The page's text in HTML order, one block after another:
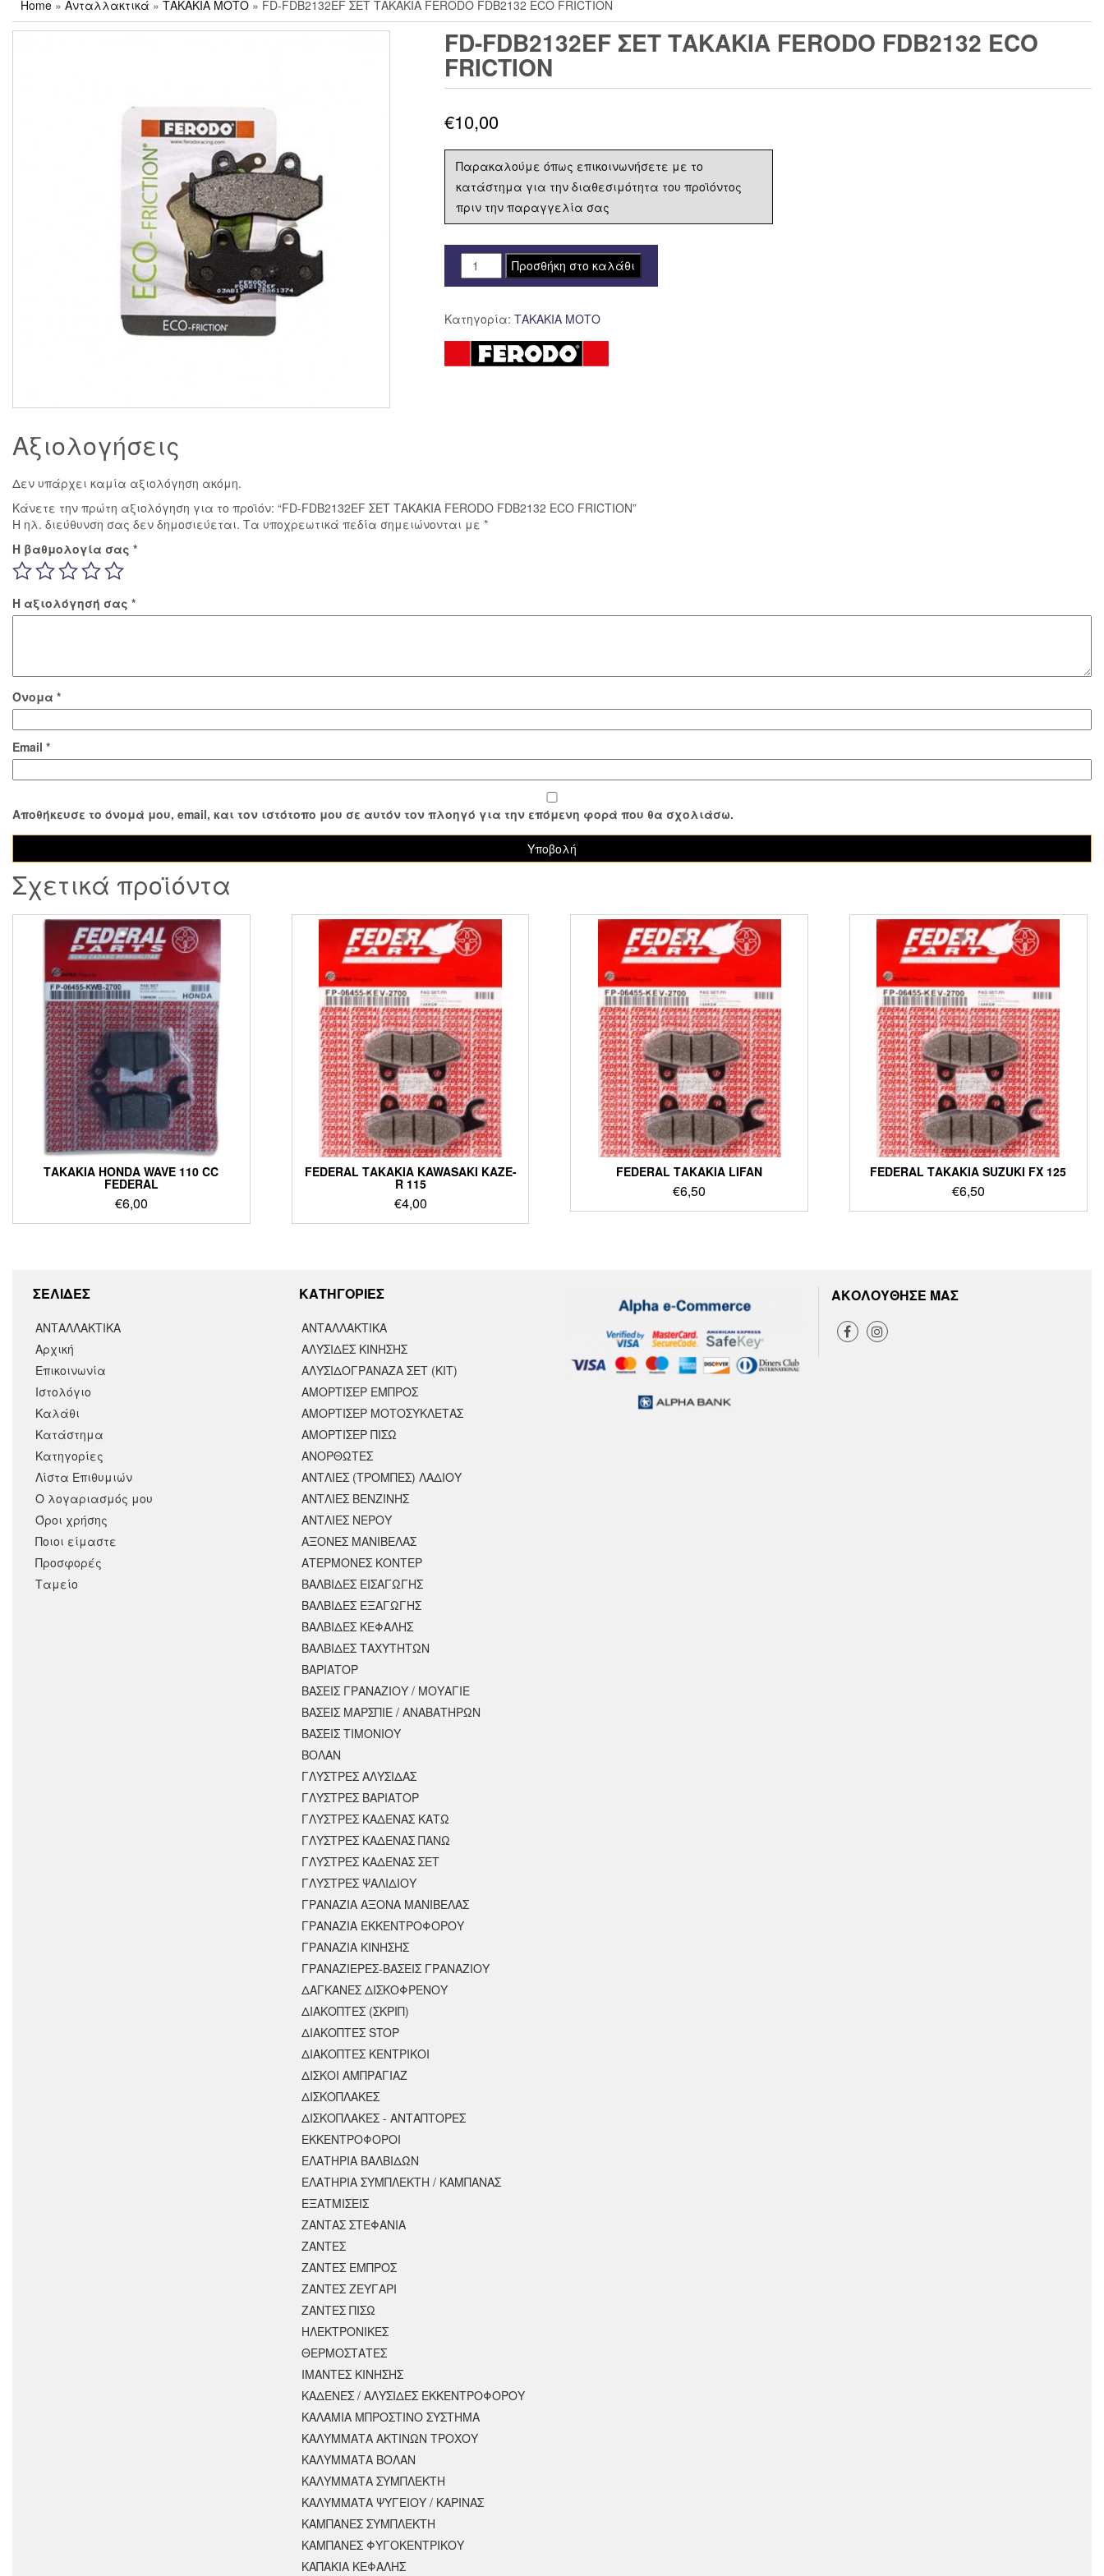
Home » Ανταλλακτικά » ΤΑΚΑΚΙΑ ΜΟΤΟ » FD-FDB2132EF ΣΕΤ ΤΑΚΑΚΙΑ FERODO FDB2132 ECO FRICTION
FD-FDB2132EF ΣΕΤ ΤΑΚΑΚΙΑ FERODO FDB2132 ECO
FRICTION
€10,00
Παρακαλούμε όπως επικοινωνήσετε με το
κατάστημα για την διαθεσιμότητα του προϊόντος
πριν την παραγγελία σας
FD-
FDB2132EF
ΤΑΚΑΚΙΑ
FERODO
FDB2132
Προσθήκη στο καλάθι
Κατηγορία: ΤΑΚΑΚΙΑ ΜΟΤΟ
Αξιολογήσεις
Δεν υπάρχει καμία αξιολόγηση ακόμη.
Κάνετε την πρώτη αξιολόγηση για το προϊόν: “FD-FDB2132EF ΣΕΤ ΤΑΚΑΚΙΑ FERODO FDB2132 ECO FRICTION”
Η ηλ. διεύθυνση σας δεν δημοσιεύεται. Τα υποχρεωτικά πεδία σημειώνονται με *
Η βαθμολογία σας *
Η αξιολόγησή σας *
Όνομα *
Email *
Αποθήκευσε το όνομά μου, email, και τον ιστότοπο μου σε αυτόν τον πλοηγό για την επόμενη φορά που θα σχολιάσω.
Σχετικά προϊόντα
ΤΑΚΑΚΙΑ HONDA WAVE 110 CC
FEDERAL
€6,00
FEDERAL ΤΑΚΑΚΙΑ KAWASAKI KAZE-
R 115
€4,00
FEDERAL ΤΑΚΑΚΙΑ LIFAN
€6,50
FEDERAL ΤΑΚΑΚΙΑ SUZUKI FX 125
€6,50
ΣΕΛΙΔΕΣ
ΑΝΤΑΛΛΑΚΤΙΚΑ
Αρχική
Επικοινωνία
Ιστολόγιο
Καλάθι
Κατάστημα
Κατηγορίες
Λίστα Επιθυμιών
Ο λογαριασμός μου
Όροι χρήσης
Ποιοι είμαστε
Προσφορές
Ταμείο
KΑΤΗΓΟΡΙΕΣ
ΑΝΤΑΛΛΑΚΤΙΚΆ
ΑΛΥΣΙΔΕΣ ΚΙΝΗΣΗΣ
ΑΛΥΣΙΔΟΓΡΑΝΑΖΑ ΣΕΤ (ΚΙΤ)
ΑΜΟΡΤΙΣΕΡ ΕΜΠΡΟΣ
ΑΜΟΡΤΙΣΈΡ ΜΟΤΟΣΥΚΛΈΤΑΣ
ΑΜΟΡΤΙΣΕΡ ΠΙΣΩ
ΑΝΟΡΘΩΤΕΣ
ΑΝΤΛΙΕΣ (ΤΡΟΜΠΕΣ) ΛΑΔΙΟΥ
ΑΝΤΛΙΕΣ ΒΕΝΖΙΝΗΣ
ΑΝΤΛΙΕΣ ΝΕΡΟΥ
ΑΞΟΝΕΣ ΜΑΝΙΒΕΛΑΣ
ΑΤΕΡΜΟΝΕΣ ΚΟΝΤΕΡ
ΒΑΛΒΙΔΕΣ ΕΙΣΑΓΩΓΗΣ
ΒΑΛΒΙΔΕΣ ΕΞΑΓΩΓΗΣ
ΒΑΛΒΙΔΕΣ ΚΕΦΑΛΗΣ
ΒΑΛΒΙΔΕΣ ΤΑΧΥΤΗΤΩΝ
ΒΑΡΙΑΤΟΡ
ΒΑΣΕΙΣ ΓΡΑΝΑΖΙΟΥ / ΜΟΥΑΓΙΕ
ΒΑΣΕΙΣ ΜΑΡΣΠΙΕ / ΑΝΑΒΑΤΗΡΩΝ
ΒΑΣΕΙΣ ΤΙΜΟΝΙΟΥ
ΒΟΛΑΝ
ΓΛΥΣΤΡΕΣ ΑΛΥΣΙΔΑΣ
ΓΛΥΣΤΡΕΣ ΒΑΡΙΑΤΟΡ
ΓΛΥΣΤΡΕΣ ΚΑΔΕΝΑΣ ΚΑΤΩ
ΓΛΥΣΤΡΕΣ ΚΑΔΕΝΑΣ ΠΑΝΩ
ΓΛΥΣΤΡΕΣ ΚΑΔΕΝΑΣ ΣΕΤ
ΓΛΥΣΤΡΕΣ ΨΑΛΙΔΙΟΥ
ΓΡΑΝΑΖΙΑ ΑΞΟΝΑ ΜΑΝΙΒΕΛΑΣ
ΓΡΑΝΑΖΙΑ ΕΚΚΕΝΤΡΟΦΟΡΟΥ
ΓΡΑΝΑΖΙΑ ΚΙΝΗΣΗΣ
ΓΡΑΝΑΖΙΕΡΕΣ-ΒΑΣΕΙΣ ΓΡΑΝΑΖΙΟΥ
ΔΑΓΚΑΝΕΣ ΔΙΣΚΟΦΡΕΝΟΥ
ΔΙΑΚΟΠΤΕΣ (ΣΚΡΙΠ)
ΔΙΑΚΟΠΤΕΣ STOP
ΔΙΑΚΟΠΤΕΣ ΚΕΝΤΡΙΚΟΙ
ΔΙΣΚΟΙ ΑΜΠΡΑΓΙΑΖ
ΔΙΣΚΟΠΛΑΚΕΣ
ΔΙΣΚΟΠΛΑΚΕΣ - ΑΝΤΑΠΤΟΡΕΣ
ΕΚΚΕΝΤΡΟΦΟΡΟΙ
ΕΛΑΤΗΡΙΑ ΒΑΛΒΙΔΩΝ
ΕΛΑΤΗΡΙΑ ΣΥΜΠΛΕΚΤΗ / ΚΑΜΠΑΝΑΣ
ΕΞΑΤΜΙΣΕΙΣ
ΖΑΝΤΑΣ ΣΤΕΦΑΝΙΑ
ΖΑΝΤΕΣ
ΖΑΝΤΕΣ ΕΜΠΡΟΣ
ΖΑΝΤΕΣ ΖΕΥΓΑΡΙ
ΖΑΝΤΕΣ ΠΙΣΩ
ΗΛΕΚΤΡΟΝΙΚΕΣ
ΘΕΡΜΟΣΤΑΤΕΣ
ΙΜΑΝΤΕΣ ΚΙΝΗΣΗΣ
ΚΑΔΕΝΕΣ / ΑΛΥΣΙΔΕΣ ΕΚΚΕΝΤΡΟΦΟΡΟΥ
ΚΑΛΑΜΙΑ ΜΠΡΟΣΤΙΝΟ ΣΥΣΤΗΜΑ
ΚΑΛΥΜΜΑΤΑ ΑΚΤΙΝΩΝ ΤΡΟΧΟΥ
ΚΑΛΥΜΜΑΤΑ ΒΟΛΑΝ
ΚΑΛΥΜΜΑΤΑ ΣΥΜΠΛΕΚΤΗ
ΚΑΛΥΜΜΑΤΑ ΨΥΓΕΙΟΥ / ΚΑΡΙΝΑΣ
ΚΑΜΠΑΝΕΣ ΣΥΜΠΛΕΚΤΗ
ΚΑΜΠΑΝΕΣ ΦΥΓΟΚΕΝΤΡΙΚΟΥ
ΚΑΠΑΚΙΑ ΚΕΦΑΛΗΣ
ΑΚΟΛΟΥΘΗΣΕ ΜΑΣ